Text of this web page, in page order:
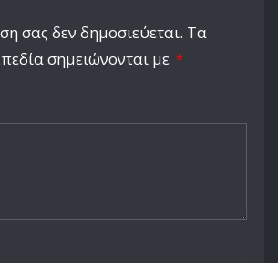
σας δεν δημοσιεύεται. Τα
σημειώνονται με *